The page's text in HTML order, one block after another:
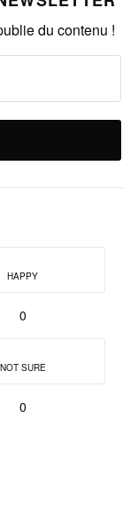
du contenu !
HAPPY
0
NOT SURE
0